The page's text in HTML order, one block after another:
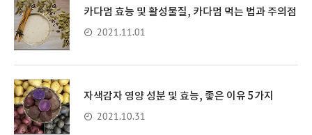
카다멈 효능 및 활성물질, 카다멈 먹는 법과 주의점
2021.11.01
자색감자 영양 성분 및 효능, 좋은 이유 5가지
2021.10.31